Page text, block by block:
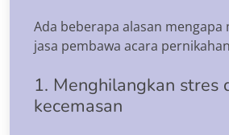
Ada beberapa alasan
jasa pembawa acara
1. Menghilangkan stres
kecemasan